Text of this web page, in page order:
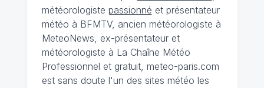
météorologiste passionné et présentateur
météo à BFMTV, ancien météorologiste à
MeteoNews, ex-présentateur et
météorologiste à La Chaîne Météo
Professionnel et gratuit, meteo-paris.com
est sans doute l'un des sites météo les